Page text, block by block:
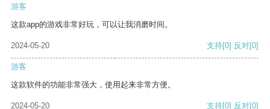
游客
这款app的游戏非常好玩，可以让我消磨时间。
2024-05-20 支持[0] 反对[0]
游客
这款软件的功能非常强大，使用起来非常方便。
2024-05-20 支持[0] 反对[0]